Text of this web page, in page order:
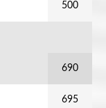
500
690
695